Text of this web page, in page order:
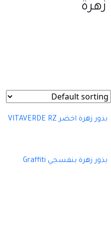
بذور زهرة اخضر VITAVERDE RZ
بذور زهرة بنفسجي Graffiti